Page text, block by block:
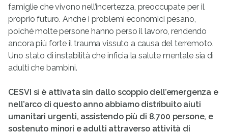
famiglie che vivono nell’incertezza, preoccupate per il
proprio futuro. Anche i problemi economici pesano,
poiché molte persone hanno perso il lavoro, rendendo
ancora più forte il trauma vissuto a causa del terremoto.
Uno stato di instabilità che inficia la salute mentale sia di
adulti che bambini.
CESVI si è attivata sin dallo scoppio dell’emergenza e
nell’arco di questo anno abbiamo distribuito aiuti
umanitari urgenti, assistendo più di 8.700 persone, e
sostenuto minori e adulti attraverso attività di